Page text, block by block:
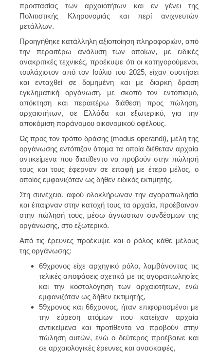
προστασίας των αρχαιοτήτων και εν γένει της
Πολιτιστικής Κληρονομιάς και περί ανιχνευτών
μετάλλων.
Προηγήθηκε κατάλληλη αξιοποίηση πληροφοριών, από
την περαιτέρω ανάλυση των οποίων, με ειδικές
ανακριτικές τεχνικές, προέκυψε ότι οι κατηγορούμενοι,
τουλάχιστον από τον Ιούλιο του 2025, είχαν συστήσει
και ενταχθεί σε δομημένη και με διαρκή δράση
εγκληματική οργάνωση, με σκοπό τον εντοπισμό,
απόκτηση και περαιτέρω διάθεση προς πώληση,
αρχαιοτήτων, σε Ελλάδα και εξωτερικό, για την
αποκόμιση παράνομου οικονομικού οφέλους.
Ως προς τον τρόπο δράσης (modus operandi), μέλη της
οργάνωσης εντόπιζαν άτομα τα οποία διέθεταν αρχαία
αντικείμενα που διατίθεντο να προβούν στην πώλησή
τους και τους έφερναν σε επαφή με έτερο μέλος, ο
οποίος εμφανιζόταν ως δήθεν ειδικός εκτιμητής.
Στη συνέχεια, αφού ολοκλήρωναν την αγοραπωλησία
και έπαιρναν στην κατοχή τους τα αρχαία, προέβαιναν
στην πώλησή τους, μέσω άγνωστων συνδέσμων της
οργάνωσης, στο εξωτερικό.
Από τις έρευνες προέκυψε και ο ρόλος κάθε μέλους
της οργάνωσης:
69χρονος είχε αρχηγικό ρόλο, λαμβάνοντας τις
τελικές αποφάσεις σχετικά με τις αγοραπωλησίες
και την κοστολόγηση των αρχαιοτήτων, ενώ
εμφανιζόταν ως δήθεν εκτιμητής,
59χρονος και 66χρονος, ήταν επιφορτισμένοι με
την εύρεση ατόμων που κατείχαν αρχαία
αντικείμενα και προτίθεντο να προβούν στην
πώληση αυτών, ενώ ο δεύτερος προέβαινε και
σε αρχαιολογικές έρευνες και ανασκαφές,